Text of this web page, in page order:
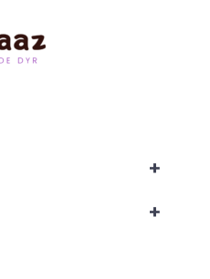
+
+